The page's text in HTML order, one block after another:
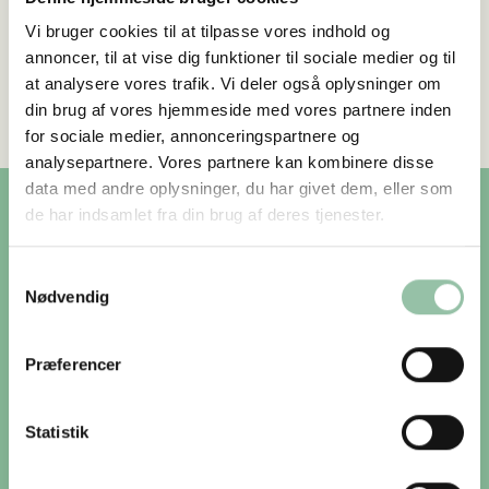
Vi bruger cookies til at tilpasse vores indhold og
annoncer, til at vise dig funktioner til sociale medier og til
at analysere vores trafik. Vi deler også oplysninger om
din brug af vores hjemmeside med vores partnere inden
for sociale medier, annonceringspartnere og
analysepartnere. Vores partnere kan kombinere disse
data med andre oplysninger, du har givet dem, eller som
de har indsamlet fra din brug af deres tjenester.
Nødvendig
Præferencer
Statistik
land og langs Gesager Å. Det udgår fra og
slutter ved skolen, hvor der også er P-
muligheder.
Praktiske oplysninger
er åbent for færdsel til fods. Sporet kan delvist være
trampestier, og derfor kan årstiden og planternes vækst